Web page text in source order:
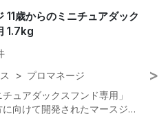
11歳からのミニチュアダック
1.7kg
> プロマネージ
ュアダックスフンド専用」
向けて開発されたマースジャ